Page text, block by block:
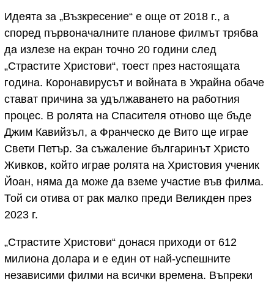
Идеята за „Възкресение“ е още от 2018 г., а
според първоначалните планове филмът трябва
да излезе на екран точно 20 години след
„Страстите Христови“, тоест през настоящата
година. Коронавирусът и войната в Украйна обаче
стават причина за удължаването на работния
процес. В ролята на Спасителя отново ще бъде
Джим Кавийзъл, а Франческо де Вито ще играе
Свети Петър. За съжаление българинът Христо
Живков, който играе ролята на Христовия ученик
Йоан, няма да може да вземе участие във филма.
Той си отива от рак малко преди Великден през
2023 г.
„Страстите Христови“ донася приходи от 612
милиона долара и е един от най-успешните
независими филми на всички времена. Въпреки